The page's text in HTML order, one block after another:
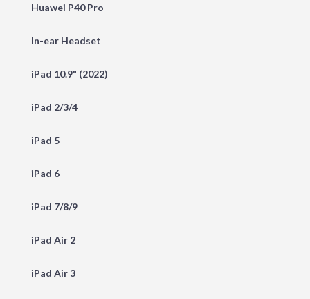
Huawei P40 Pro
In-ear Headset
iPad 10.9" (2022)
iPad 2/3/4
iPad 5
iPad 6
iPad 7/8/9
iPad Air 2
iPad Air 3